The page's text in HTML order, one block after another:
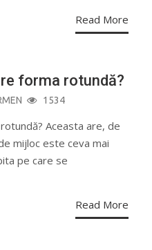
Read More
forma rotundă?
1534
Aceasta are, de
mijloc este ceva mai
pe care se
Read More